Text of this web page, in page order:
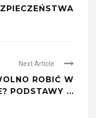
Next Article
ROBIĆ W
PODSTAWY ...